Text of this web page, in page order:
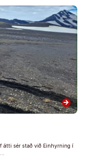
arrow_forward
átti sér stað við Einhyrning í